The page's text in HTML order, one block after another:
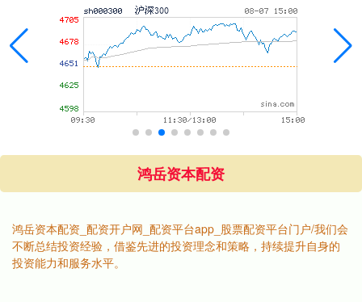
鸿岳资本配资
鸿岳资本配资_配资开户网_配资平台app_股票配资平台门户/我们会
不断总结投资经验，借鉴先进的投资理念和策略，持续提升自身的
投资能力和服务水平。